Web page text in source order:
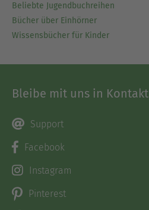
Beliebte Jugendbuchreihen
Bücher über Einhörner
Wissensbücher für Kinder
Bleibe mit uns in Kontakt
Support
Facebook
Instagram
Pinterest